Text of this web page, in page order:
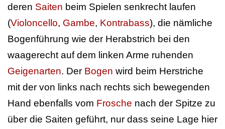
deren Saiten beim Spielen senkrecht laufen
(Violoncello, Gambe, Kontrabass), die nämliche
Bogenführung wie der Herabstrich bei den
waagerecht auf dem linken Arme ruhenden
Geigenarten. Der Bogen wird beim Herstriche
mit der von links nach rechts sich bewegenden
Hand ebenfalls vom Frosche nach der Spitze zu
über die Saiten geführt, nur dass seine Lage hier